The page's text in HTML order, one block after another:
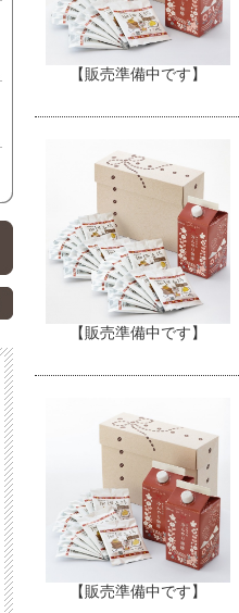
【販売準備中です】
【販売準備中です】
【販売準備中です】